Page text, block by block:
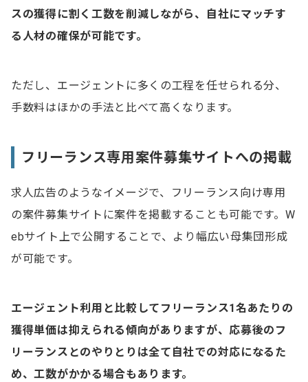
スの獲得に割く工数を削減しながら、自社にマッチす
る人材の確保が可能です。
ただし、エージェントに多くの工程を任せられる分、
手数料はほかの手法と比べて高くなります。
フリーランス専用案件募集サイトへの掲載
求人広告のようなイメージで、フリーランス向け専用
の案件募集サイトに案件を掲載することも可能です。W
ebサイト上で公開することで、より幅広い母集団形成
が可能です。
エージェント利用と比較してフリーランス1名あたりの
獲得単価は抑えられる傾向がありますが、応募後のフ
リーランスとのやりとりは全て自社での対応になるた
め、工数がかかる場合もあります。